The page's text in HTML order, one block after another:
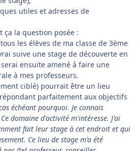
utiles et adresses de
ça la question posée :
les élèves de ma classe de 3ème
suive une stage de découverte en
ensuite amené à faire une
à mes professeurs.
ciblé) pourrait être un lieu
parfaitement aux objectifs
échéant pourquoi. Je connais
domaine d'activité m'intéresse. J'ai
fait leur stage à cet endroit et qui
Ce lieu de stage m'a été